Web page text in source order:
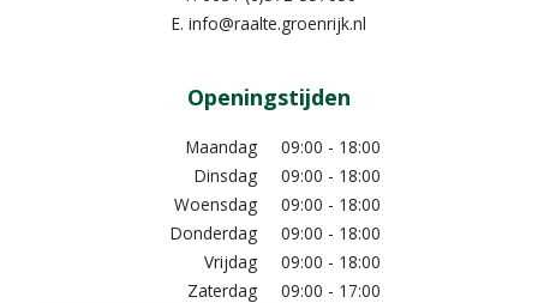
E. info@raalte.groenrijk.nl
Openingstijden
Maandag
09:00 - 18:00
Dinsdag
09:00 - 18:00
Woensdag
09:00 - 18:00
Donderdag
09:00 - 18:00
Vrijdag
09:00 - 18:00
Zaterdag
09:00 - 17:00